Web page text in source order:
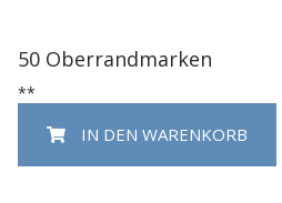
50 Oberrandmarken
**
IN DEN WARENKORB